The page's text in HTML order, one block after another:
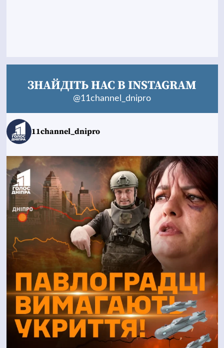
ЗНАЙДІТЬ НАС В INSTAGRAM
@11channel_dnipro
11channel_dnipro